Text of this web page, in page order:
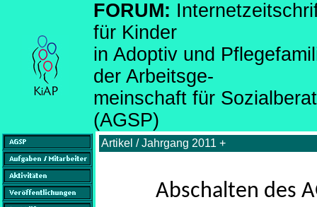
FORUM:
für Kinder
in Adoptiv und
der Arbeitsge-
meinschaft für
(AGSP)
Artikel / Jahrgang 2011 +
Abschalten des